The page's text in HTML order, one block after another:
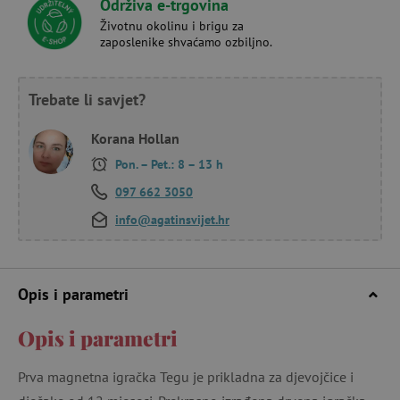
Održiva e-trgovina
Životnu okolinu i brigu za
zaposlenike shvaćamo ozbiljno.
Trebate li savjet?
Korana Hollan
Pon. – Pet.: 8 – 13 h
097 662 3050
info@agatinsvijet.hr
Opis i parametri
Opis i parametri
Prva magnetna igračka Tegu je prikladna za djevojčice i